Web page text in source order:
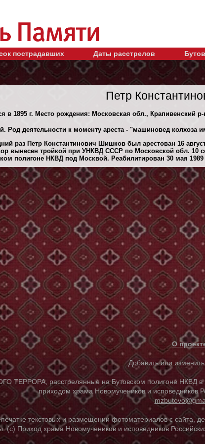
пострадавших Даты расстрелов
Петр
в 1895 г. Место рождения: Московская обл., Крапивенский
Род деятельности к моменту ареста - "машиновед
раз Петр Константинович Шишков был арестован 16
вынесен тройкой при УНКВД СССР по Московской обл. 10
полигоне НКВД под Москвой. Реабилитирован 30 мая 1989
О
Добавить или
расстрелянные на Бутовском полигоне НКВД в
приходом храма Новомучеников и исповедников
текстовых и размещении фотоматериалов с сайта,
Приход храма Новомучеников и исповедников